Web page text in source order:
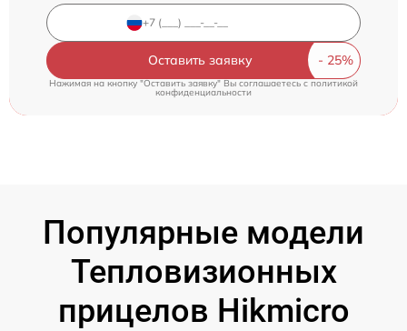
Оставить заявку
Нажимая на кнопку "Оставить заявку" Вы соглашаетесь cполитикой
конфиденциальности
Популярные модели
Тепловизионных
прицелов Hikmicro